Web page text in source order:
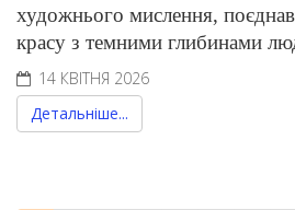
художнього мислення,
красу з темними глибинами
14 КВІТНЯ 2026
Детальніше...